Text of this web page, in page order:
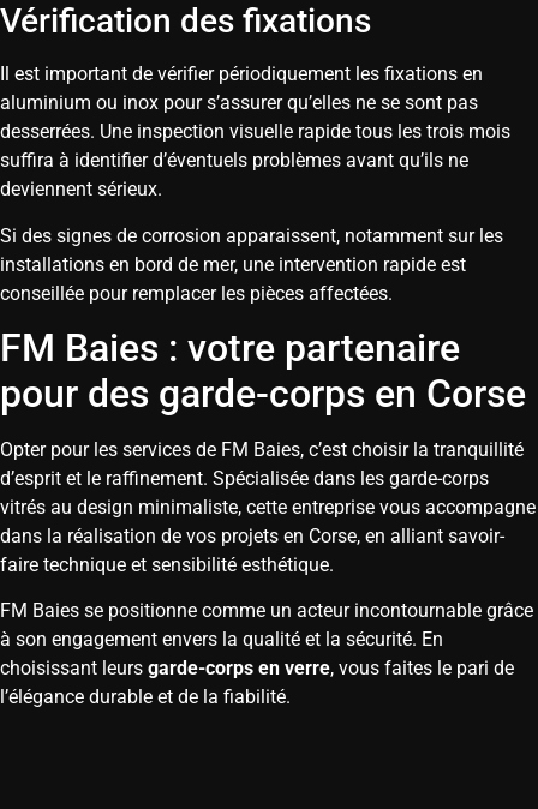
Vérification des fixations
Il est important de vérifier périodiquement les fixations en
aluminium ou inox pour s’assurer qu’elles ne se sont pas
desserrées. Une inspection visuelle rapide tous les trois mois
suffira à identifier d’éventuels problèmes avant qu’ils ne
deviennent sérieux.
Si des signes de corrosion apparaissent, notamment sur les
installations en bord de mer, une intervention rapide est
conseillée pour remplacer les pièces affectées.
FM Baies : votre partenaire
pour des garde-corps en Corse
Opter pour les services de FM Baies, c’est choisir la tranquillité
d’esprit et le raffinement. Spécialisée dans les garde-corps
vitrés au design minimaliste, cette entreprise vous accompagne
dans la réalisation de vos projets en Corse, en alliant savoir-
faire technique et sensibilité esthétique.
FM Baies se positionne comme un acteur incontournable grâce
à son engagement envers la qualité et la sécurité. En
choisissant leurs garde-corps en verre, vous faites le pari de
l’élégance durable et de la fiabilité.